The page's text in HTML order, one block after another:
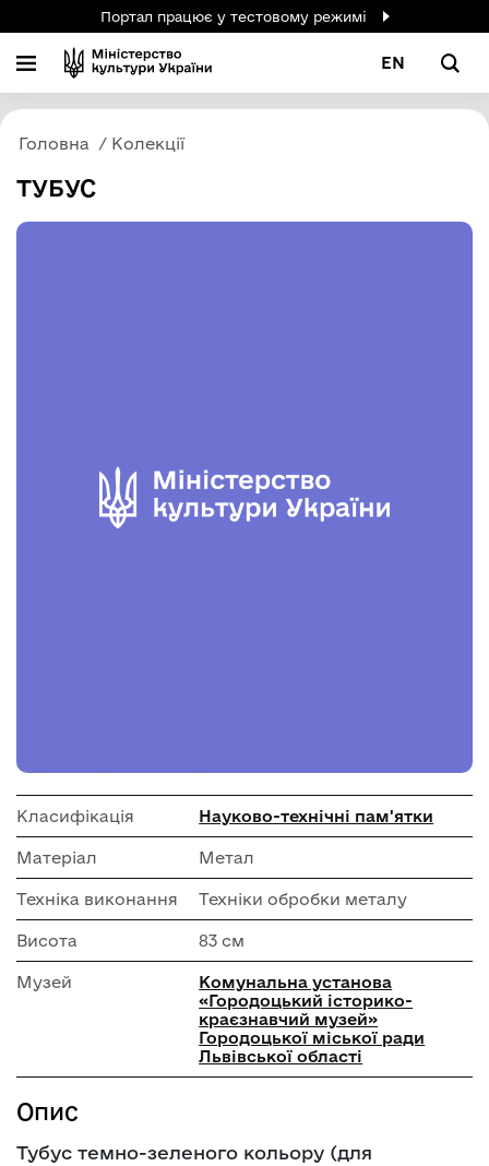
Портал працює у тестовому режимі
EN
Головна Колекції
ТУБУС
Класифікація Науково-технічні пам'ятки
Матеріал Метал
Техніка виконання Техніки обробки металу
Висота 83 см
Музей
Комунальна установа
«Городоцький історико-
краєзнавчий музей»
Городоцької міської ради
Львівської області
Опис
Тубус темно-зеленого кольору (для